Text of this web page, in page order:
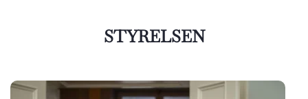
STYRELSEN